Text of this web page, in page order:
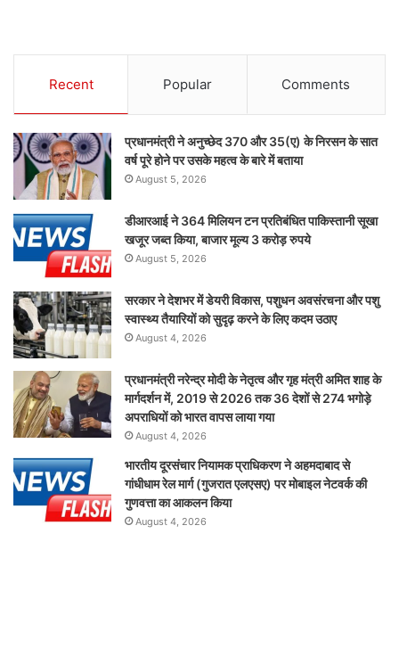
Recent Popular Comments
प्रधानमंत्री ने अनुच्छेद 370 और 35(ए) के निरसन के सात
वर्ष पूरे होने पर उसके महत्व के बारे में बताया
August 5, 2026
डीआरआई ने 364 मिलियन टन प्रतिबंधित पाकिस्तानी सूखा
खजूर जब्त किया, बाजार मूल्य 3 करोड़ रुपये
August 5, 2026
सरकार ने देशभर में डेयरी विकास, पशुधन अवसंरचना और पशु
स्वास्थ्य तैयारियों को सुदृढ़ करने के लिए कदम उठाए
August 4, 2026
प्रधानमंत्री नरेन्द्र मोदी के नेतृत्व और गृह मंत्री अमित शाह के
मार्गदर्शन में, 2019 से 2026 तक 36 देशों से 274 भगोड़े
अपराधियों को भारत वापस लाया गया
August 4, 2026
भारतीय दूरसंचार नियामक प्राधिकरण ने अहमदाबाद से
गांधीधाम रेल मार्ग (गुजरात एलएसए) पर मोबाइल नेटवर्क की
गुणवत्ता का आकलन किया
August 4, 2026